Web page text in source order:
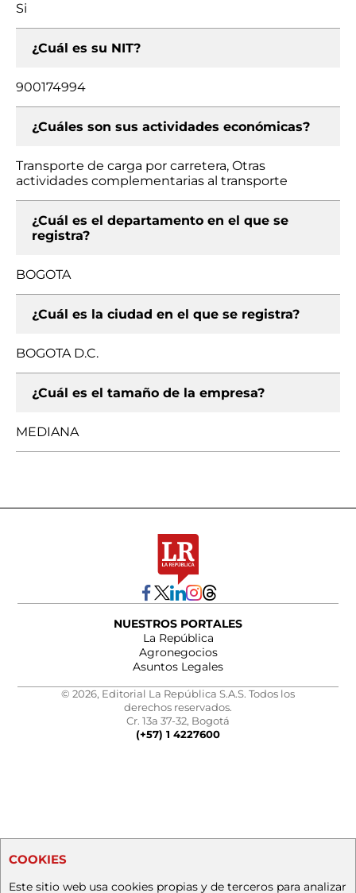
Si
¿Cuál es su NIT?
900174994
¿Cuáles son sus actividades económicas?
Transporte de carga por carretera, Otras
actividades complementarias al transporte
¿Cuál es el departamento en el que se
registra?
BOGOTA
¿Cuál es la ciudad en el que se registra?
BOGOTA D.C.
¿Cuál es el tamaño de la empresa?
MEDIANA
NUESTROS PORTALES
La República
Agronegocios
Asuntos Legales
© 2026, Editorial La República S.A.S. Todos los
derechos reservados.
Cr. 13a 37-32, Bogotá
(+57) 1 4227600
COOKIES
Este sitio web usa cookies propias y de terceros para analizar